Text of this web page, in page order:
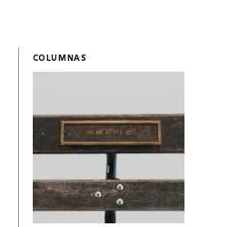
COLUMNAS